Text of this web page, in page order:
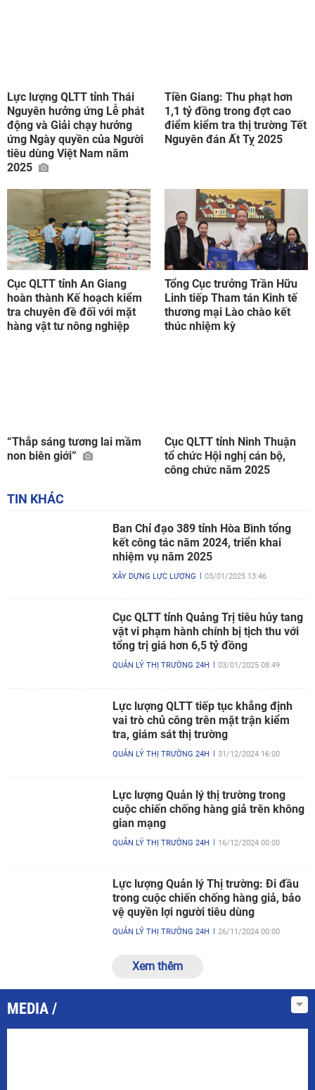
Lực lượng QLTT tỉnh Thái
Nguyên hưởng ứng Lễ phát
động và Giải chạy hưởng
ứng Ngày quyền của Người
tiêu dùng Việt Nam năm
2025
Tiền Giang: Thu phạt hơn
1,1 tỷ đồng trong đợt cao
điểm kiểm tra thị trường Tết
Nguyên đán Ất Tỵ 2025
Cục QLTT tỉnh An Giang
hoàn thành Kế hoạch kiểm
tra chuyên đề đối với mặt
hàng vật tư nông nghiệp
Tổng Cục trưởng Trần Hữu
Linh tiếp Tham tán Kinh tế
thương mại Lào chào kết
thúc nhiệm kỳ
“Thắp sáng tương lai mầm
non biên giới”
Cục QLTT tỉnh Ninh Thuận
tổ chức Hội nghị cán bộ,
công chức năm 2025
TIN KHÁC
Ban Chỉ đạo 389 tỉnh Hòa Bình tổng
kết công tác năm 2024, triển khai
nhiệm vụ năm 2025
XÂY DỰNG LỰC LƯỢNG 03/01/2025 13:46
Cục QLTT tỉnh Quảng Trị tiêu hủy tang
vật vi phạm hành chính bị tịch thu với
tổng trị giá hơn 6,5 tỷ đồng
QUẢN LÝ THỊ TRƯỜNG 24H 03/01/2025 08:49
Lực lượng QLTT tiếp tục khẳng định
vai trò chủ công trên mặt trận kiểm
tra, giám sát thị trường
QUẢN LÝ THỊ TRƯỜNG 24H 31/12/2024 16:00
Lực lượng Quản lý thị trường trong
cuộc chiến chống hàng giả trên không
gian mạng
QUẢN LÝ THỊ TRƯỜNG 24H 16/12/2024 00:00
Lực lượng Quản lý Thị trường: Đi đầu
trong cuộc chiến chống hàng giả, bảo
vệ quyền lợi người tiêu dùng
QUẢN LÝ THỊ TRƯỜNG 24H 26/11/2024 00:00
Xem thêm
MEDIA